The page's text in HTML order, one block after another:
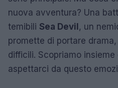
nuova avventura? Una
temibili Sea Devil, un
promette di portare
difficili. Scopriamo
aspettarci da questo